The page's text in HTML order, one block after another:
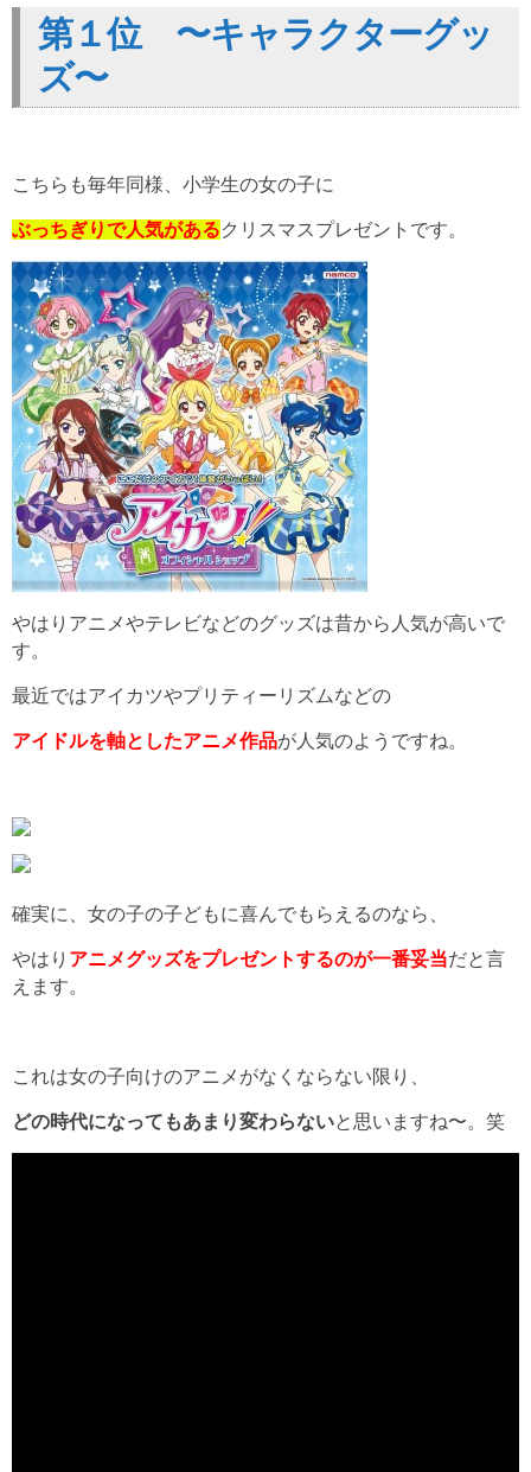
第１位 〜キャラクターグッ
ズ〜
こちらも毎年同様、小学生の女の子に
ぶっちぎりで人気があるクリスマスプレゼントです。
やはりアニメやテレビなどのグッズは昔から人気が高いで
す。
最近ではアイカツやプリティーリズムなどの
アイドルを軸としたアニメ作品が人気のようですね。
確実に、女の子の子どもに喜んでもらえるのなら、
やはり アニメグッズをプレゼントするのが一番妥当だと言
えます。
これは女の子向けのアニメがなくならない限り、
どの時代になってもあまり変わらないと思いますね〜。笑